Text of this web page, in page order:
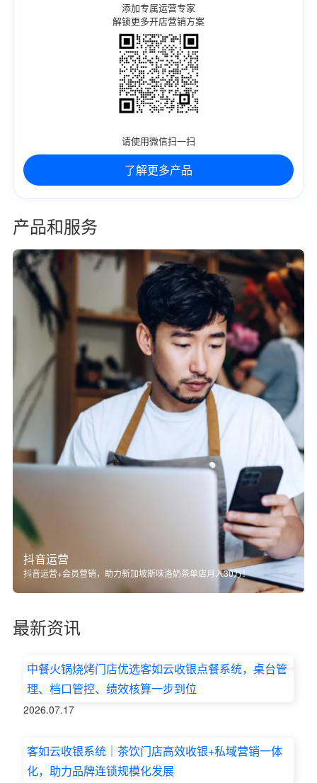
添加专属运营专家
解锁更多开店营销方案
请使用微信扫一扫
了解更多产品
产品和服务
抖音运营
抖音运营+会员营销，助力新加坡斯味洛奶茶单店月入30万！
最新资讯
中餐火锅烧烤门店优选客如云收银点餐系统，桌台管
理、档口管控、绩效核算一步到位
2026.07.17
客如云收银系统｜茶饮门店高效收银+私域营销一体
化，助力品牌连锁规模化发展